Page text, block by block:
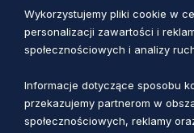
RPS ZDROWIE I WRAŻLIWOŚĆ
Wykorzystujemy pliki cookie w
personalizacji zawartości i
społecznościowych i analizy
Informacje dotyczące sposobu
przekazujemy partnerom w
społecznościowych, reklamy